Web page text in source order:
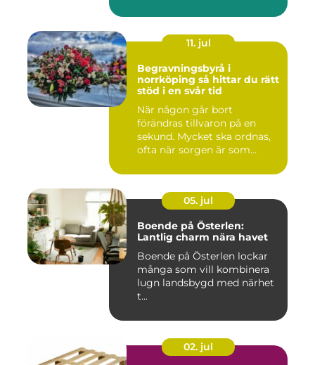
11. jul
Begravningsbyrå i
norrköping så hittar du rätt
stöd i en svår tid
När någon går bort
förändras tillvaron på en
sekund. Mycket ska ordnas,
ofta när sorgen är som
05. jul
Boende på Österlen:
Lantlig charm nära havet
Boende på Österlen lockar
många som vill kombinera
lugn landsbygd med närhet
t...
02. jul